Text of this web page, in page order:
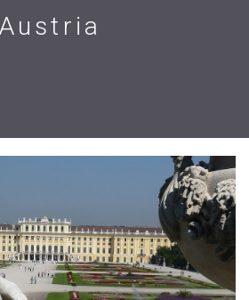
Austria